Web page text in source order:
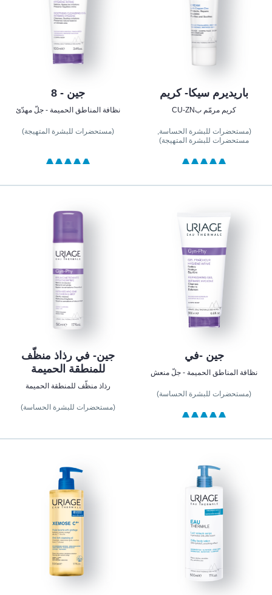
باريديرم سيكا- كريم
كريم مرمّم بCU-ZN
(مستحضرات للبشرة الحساسة,
مستحضرات للبشرة المتهيجة)
جين - 8
نظافة المناطق الحميمة - جلّ مهدّئ
(مستحضرات للبشرة المتهيجة)
جين -في
نظافة المناطق الحميمة - جلّ منعش
(مستحضرات للبشرة الحساسة)
جين- في رذاذ منظّف
للمنطقة الحميمة
رذاذ منظّف للمنطقة الحميمة
(مستحضرات للبشرة الحساسة)